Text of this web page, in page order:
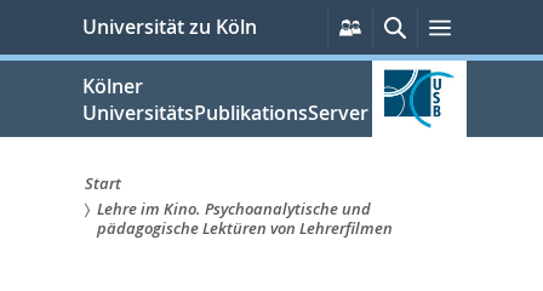
springen
Universität zu Köln
Persönliche
Services
SucheMenü
Kölner
UniversitätsPublikationsServer
Sie
Start
Lehre im Kino. Psychoanalytische und
pädagogische Lektüren von Lehrerfilmen